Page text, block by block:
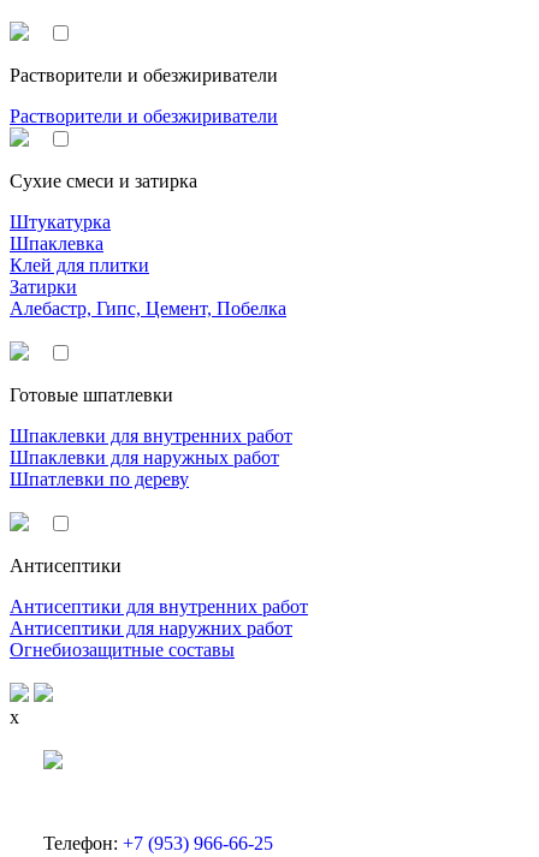
Растворители и обезжириватели
Растворители и обезжириватели
Сухие смеси и затирка
Штукатурка
Шпаклевка
Клей для плитки
Затирки
Алебастр, Гипс, Цемент, Побелка
Готовые шпатлевки
Шпаклевки для внутренних работ
Шпаклевки для наружных работ
Шпатлевки по дереву
Антисептики
Антисептики для внутренних работ
Антисептики для наружних работ
Огнебиозащитные составы
x
Телефон: +7 (953) 966-66-25